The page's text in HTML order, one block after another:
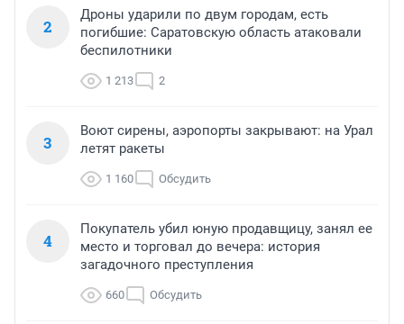
2
Дроны ударили по двум городам, есть
погибшие: Саратовскую область атаковали
беспилотники
1 213 2
3
Воют сирены, аэропорты закрывают: на Урал
летят ракеты
1 160 Обсудить
4
Покупатель убил юную продавщицу, занял ее
место и торговал до вечера: история
загадочного преступления
660 Обсудить